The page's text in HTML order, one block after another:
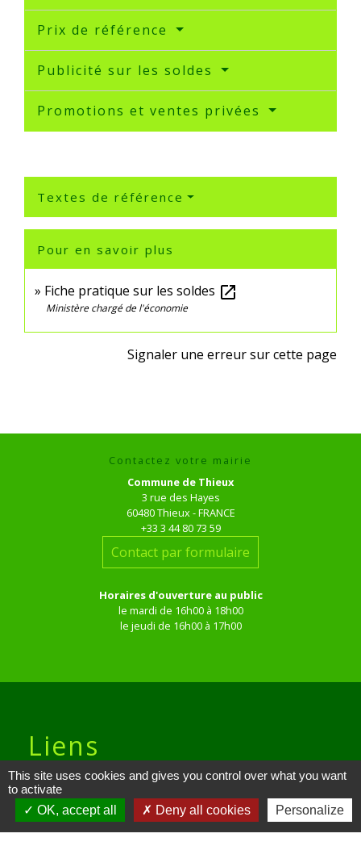
Prix de référence
Publicité sur les soldes
Promotions et ventes privées
Textes de référence
Pour en savoir plus
Fiche pratique sur les soldes open_in_new
Ministère chargé de l'économie
Signaler une erreur sur cette page
Contactez votre mairie
Commune de Thieux
3 rue des Hayes
60480 Thieux - FRANCE
+33 3 44 80 73 59
Contact par formulaire
Horaires d'ouverture au public
le mardi de 16h00 à 18h00
le jeudi de 16h00 à 17h00
Liens
Site réalisé par KOM Conseil
Oise mobilité
This site uses cookies and gives you control over what you want
to activate
OK, accept all
Deny all cookies Personalize